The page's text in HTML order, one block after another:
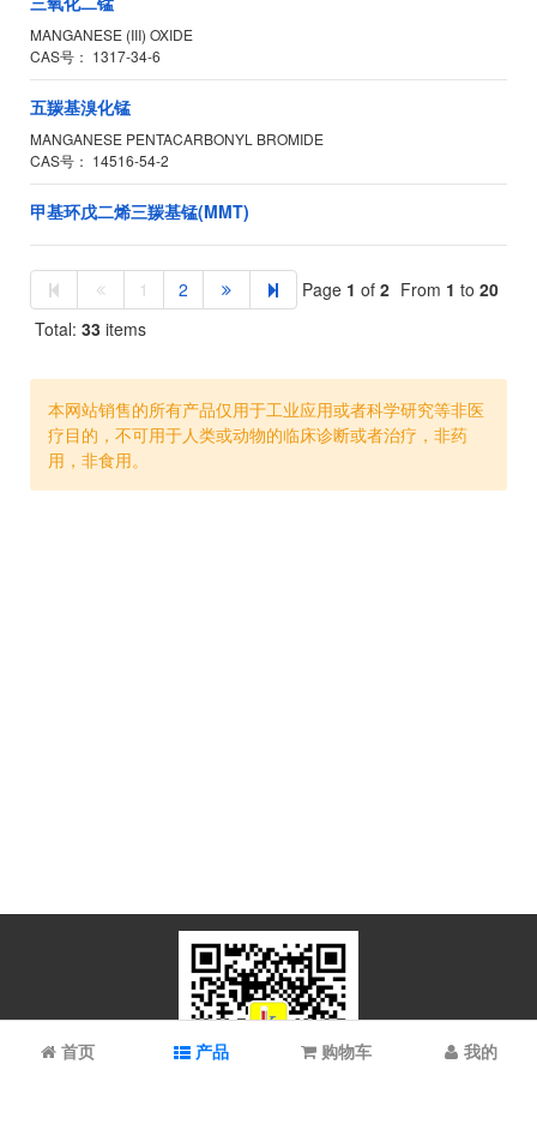
MANGANESE (III) OXIDE
CAS号： 1317-34-6
五羰基溴化锰
MANGANESE PENTACARBONYL BROMIDE
CAS号： 14516-54-2
甲基环戊二烯三羰基锰(MMT)
1 2 Page 1 of 2 From 1 to 20
Total: 33 items
本网站销售的所有产品仅用于工业应用或者科学研究等非医
疗目的，不可用于人类或动物的临床诊断或者治疗，非药
用，非食用。
首页 产品 购物车 我的